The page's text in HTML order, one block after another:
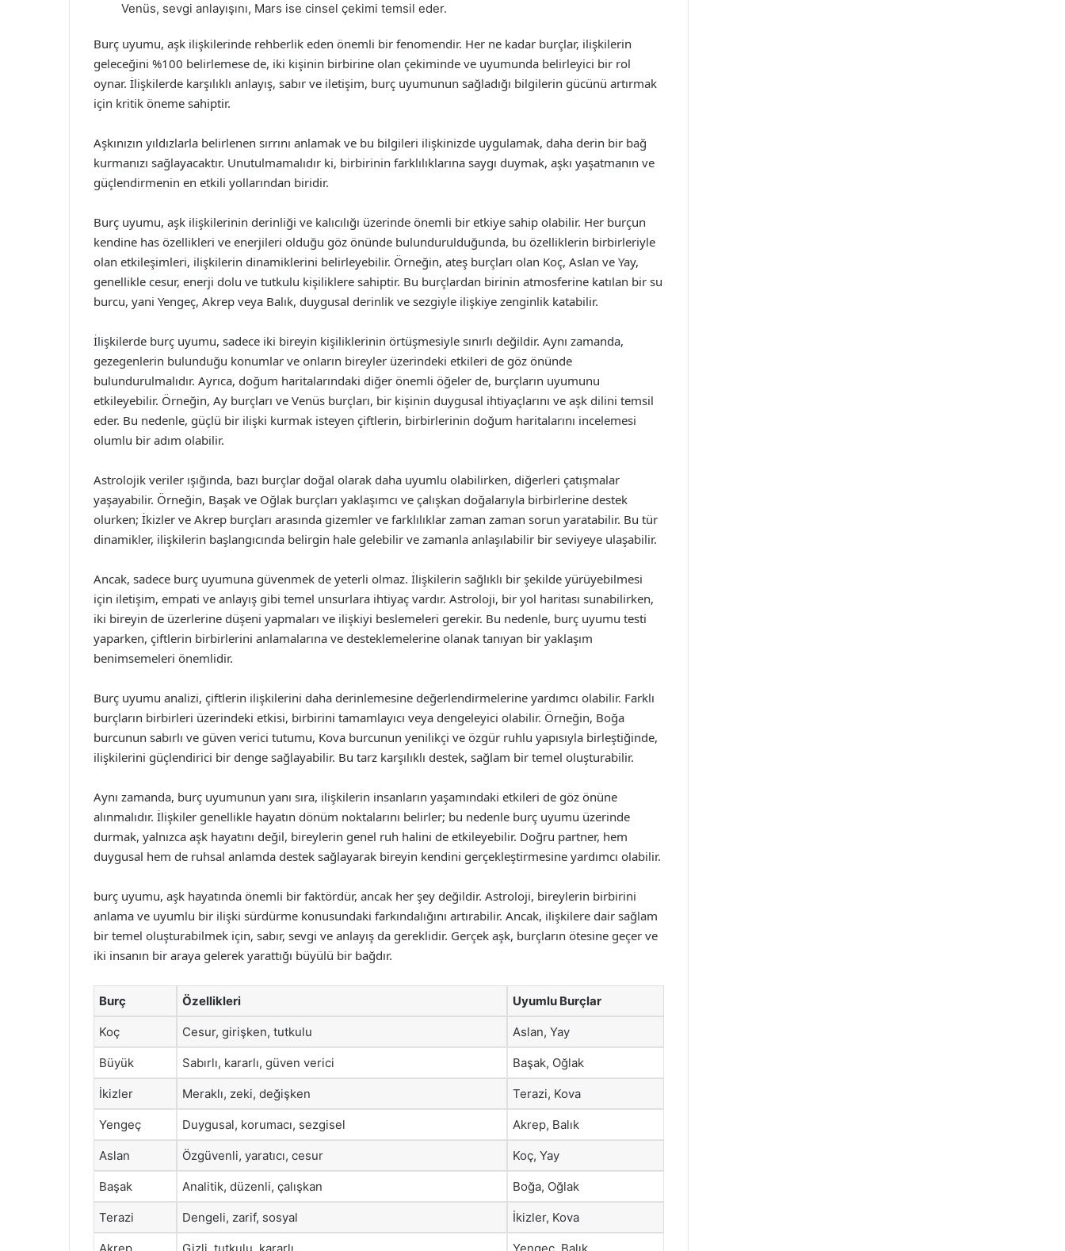
Venüs, sevgi anlayışını, Mars ise cinsel çekimi temsil eder.
Burç uyumu, aşk ilişkilerinde rehberlik eden önemli bir fenomendir. Her ne kadar burçlar, ilişkilerin
geleceğini %100 belirlemese de, iki kişinin birbirine olan çekiminde ve uyumunda belirleyici bir rol
oynar. İlişkilerde karşılıklı anlayış, sabır ve iletişim, burç uyumunun sağladığı bilgilerin gücünü artırmak
için kritik öneme sahiptir.
Aşkınızın yıldızlarla belirlenen sırrını anlamak ve bu bilgileri ilişkinizde uygulamak, daha derin bir bağ
kurmanızı sağlayacaktır. Unutulmamalıdır ki, birbirinin farklılıklarına saygı duymak, aşkı yaşatmanın ve
güçlendirmenin en etkili yollarından biridir.
Burç uyumu, aşk ilişkilerinin derinliği ve kalıcılığı üzerinde önemli bir etkiye sahip olabilir. Her burçun
kendine has özellikleri ve enerjileri olduğu göz önünde bulundurulduğunda, bu özelliklerin birbirleriyle
olan etkileşimleri, ilişkilerin dinamiklerini belirleyebilir. Örneğin, ateş burçları olan Koç, Aslan ve Yay,
genellikle cesur, enerji dolu ve tutkulu kişiliklere sahiptir. Bu burçlardan birinin atmosferine katılan bir su
burcu, yani Yengeç, Akrep veya Balık, duygusal derinlik ve sezgiyle ilişkiye zenginlik katabilir.
İlişkilerde burç uyumu, sadece iki bireyin kişiliklerinin örtüşmesiyle sınırlı değildir. Aynı zamanda,
gezegenlerin bulunduğu konumlar ve onların bireyler üzerindeki etkileri de göz önünde
bulundurulmalıdır. Ayrıca, doğum haritalarındaki diğer önemli öğeler de, burçların uyumunu
etkileyebilir. Örneğin, Ay burçları ve Venüs burçları, bir kişinin duygusal ihtiyaçlarını ve aşk dilini temsil
eder. Bu nedenle, güçlü bir ilişki kurmak isteyen çiftlerin, birbirlerinin doğum haritalarını incelemesi
olumlu bir adım olabilir.
Astrolojik veriler ışığında, bazı burçlar doğal olarak daha uyumlu olabilirken, diğerleri çatışmalar
yaşayabilir. Örneğin, Başak ve Oğlak burçları yaklaşımcı ve çalışkan doğalarıyla birbirlerine destek
olurken; İkizler ve Akrep burçları arasında gizemler ve farklılıklar zaman zaman sorun yaratabilir. Bu tür
dinamikler, ilişkilerin başlangıcında belirgin hale gelebilir ve zamanla anlaşılabilir bir seviyeye ulaşabilir.
Ancak, sadece burç uyumuna güvenmek de yeterli olmaz. İlişkilerin sağlıklı bir şekilde yürüyebilmesi
için iletişim, empati ve anlayış gibi temel unsurlara ihtiyaç vardır. Astroloji, bir yol haritası sunabilirken,
iki bireyin de üzerlerine düşeni yapmaları ve ilişkiyi beslemeleri gerekir. Bu nedenle, burç uyumu testi
yaparken, çiftlerin birbirlerini anlamalarına ve desteklemelerine olanak tanıyan bir yaklaşım
benimsemeleri önemlidir.
Burç uyumu analizi, çiftlerin ilişkilerini daha derinlemesine değerlendirmelerine yardımcı olabilir. Farklı
burçların birbirleri üzerindeki etkisi, birbirini tamamlayıcı veya dengeleyici olabilir. Örneğin, Boğa
burcunun sabırlı ve güven verici tutumu, Kova burcunun yenilikçi ve özgür ruhlu yapısıyla birleştiğinde,
ilişkilerini güçlendirici bir denge sağlayabilir. Bu tarz karşılıklı destek, sağlam bir temel oluşturabilir.
Aynı zamanda, burç uyumunun yanı sıra, ilişkilerin insanların yaşamındaki etkileri de göz önüne
alınmalıdır. İlişkiler genellikle hayatın dönüm noktalarını belirler; bu nedenle burç uyumu üzerinde
durmak, yalnızca aşk hayatını değil, bireylerin genel ruh halini de etkileyebilir. Doğru partner, hem
duygusal hem de ruhsal anlamda destek sağlayarak bireyin kendini gerçekleştirmesine yardımcı olabilir.
burç uyumu, aşk hayatında önemli bir faktördür, ancak her şey değildir. Astroloji, bireylerin birbirini
anlama ve uyumlu bir ilişki sürdürme konusundaki farkındalığını artırabilir. Ancak, ilişkilere dair sağlam
bir temel oluşturabilmek için, sabır, sevgi ve anlayış da gereklidir. Gerçek aşk, burçların ötesine geçer ve
iki insanın bir araya gelerek yarattığı büyülü bir bağdır.
Burç Özellikleri Uyumlu Burçlar
Koç Cesur, girişken, tutkulu Aslan, Yay
Büyük Sabırlı, kararlı, güven verici Başak, Oğlak
İkizler Meraklı, zeki, değişken Terazi, Kova
Yengeç Duygusal, korumacı, sezgisel Akrep, Balık
Aslan Özgüvenli, yaratıcı, cesur Koç, Yay
Başak Analitik, düzenli, çalışkan Boğa, Oğlak
Terazi Dengeli, zarif, sosyal İkizler, Kova